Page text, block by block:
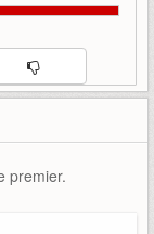
premier.